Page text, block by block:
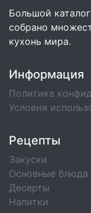
Большой
собрано
кухонь мира.
Информация
Политика
Условия
Рецепты
Закуски
Основные блюда
Десерты
Напитки